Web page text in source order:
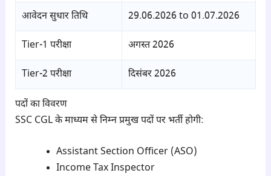
आवेदन सुधार तिथि 29.06.2026 to 01.07.2026
Tier-1 परीक्षा अगस्त 2026
Tier-2 परीक्षा दिसंबर 2026
पदों का विवरण
SSC CGL के माध्यम से निम्न प्रमुख पदों पर भर्ती होगी:
Assistant Section Officer (ASO)
Income Tax Inspector